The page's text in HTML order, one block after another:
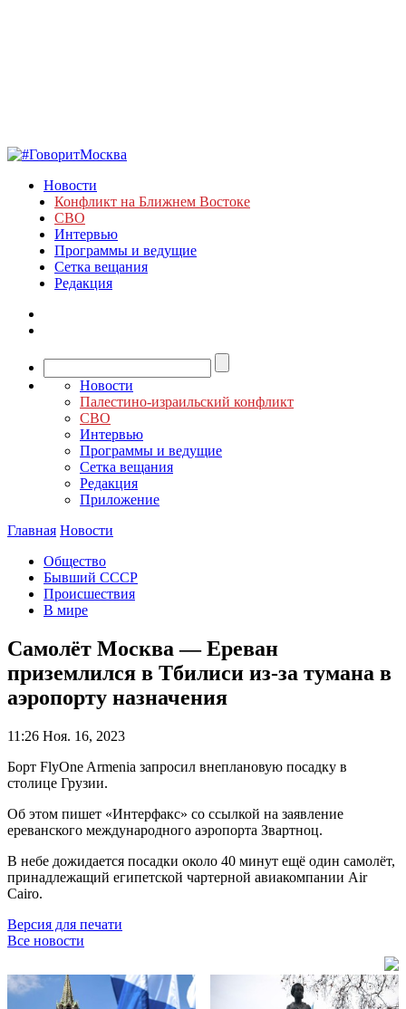
Новости
Конфликт на Ближнем Востоке
СВО
Интервью
Программы и ведущие
Сетка вещания
Редакция
Новости
Палестино-израильский конфликт
СВО
Интервью
Программы и ведущие
Сетка вещания
Редакция
Приложение
Главная Новости
Общество
Бывший СССР
Происшествия
В мире
Самолёт Москва — Ереван
приземлился в Тбилиси из-за тумана в
аэропорту назначения
11:26 Ноя. 16, 2023
Борт FlyOne Armenia запросил внеплановую посадку в
столице Грузии.
Об этом пишет «Интерфакс» со ссылкой на заявление
ереванского международного аэропорта Звартноц.
В небе дожидается посадки около 40 минут ещё один самолёт,
принадлежащий египетской чартерной авиакомпании Air
Cairo.
Версия для печати
Все новости